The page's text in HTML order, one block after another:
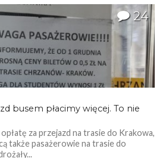
24
busem płacimy więcej. To nie
za przejazd na trasie do Krakowa,
także pasażerowie na trasie do